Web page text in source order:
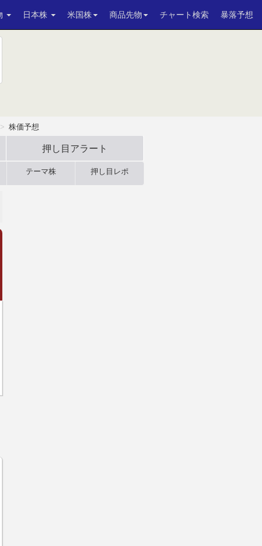
日本株 米国株 商品先物 チャート検索 暴落予想
株価予想
押し目アラート
テーマ株 押し目レポ